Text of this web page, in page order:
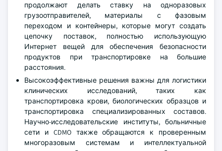
продолжают делать ставку на одноразовых
грузоотправителей, материалы с фазовым
переходом и контейнеры, которые могут создать
цепочку поставок, полностью использующую
Интернет вещей для обеспечения безопасности
продуктов при транспортировке на большие
расстояния.
Высокоэффективные решения важны для логистики
клинических исследований, таких как
транспортировка крови, биологических образцов и
транспортировка специализированных составов.
Научно-исследовательские институты, больничные
сети и CDMO также обращаются к проверенным
многоразовым системам и интеллектуальной